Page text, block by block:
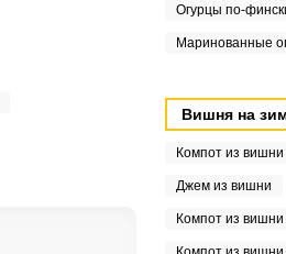
Огурцы по-
Маринованные
Вишня на
Компот из вишни
Джем из вишни
Компот из